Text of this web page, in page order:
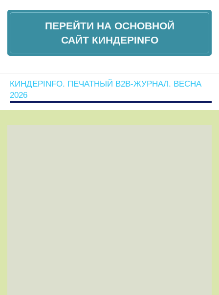
ПЕРЕЙТИ НА ОСНОВНОЙ
САЙТ КИНДЕРINFO
КИНДЕРINFO. ПЕЧАТНЫЙ B2B-ЖУРНАЛ. ВЕСНА
2026